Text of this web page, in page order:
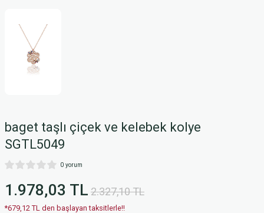
baget taşlı çiçek ve kelebek kolye
SGTL5049
0 yorum
1.978,03 TL 2.327,10 TL
*679,12 TL den başlayan taksitlerle!!